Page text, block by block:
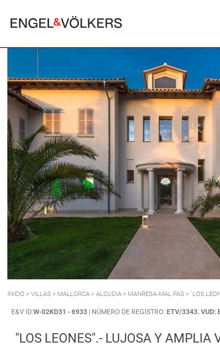
ALCUDIA
BONAIRE
BÚGER
CALA SAN VICENTE
CAMPANET
FORMENTOR
MANRESA-MAL PAS
PLAYA DE MURO
POLLENSA
PUERTO ALCUDIA
PUERTO
SA POBLA
SANTA
SON SERRA DE
INICIO > VILLAS > MALLORCA > ALCUDIA > MANRESA-MAL PAS > `LOS
E&V ID:W-02KD31 - 6933| NÚMERO DE REGISTRO: ETV/3343.
"LOS LEONES".- LUJOSA Y AMPLIA